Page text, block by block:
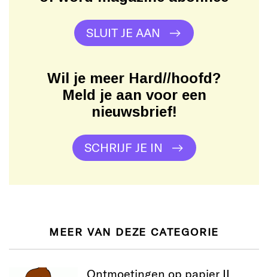
SLUIT JE AAN
Wil je meer Hard//hoofd?
Meld je aan voor een
nieuwsbrief!
SCHRIJF JE IN
MEER VAN DEZE CATEGORIE
Ontmoetingen op papier II